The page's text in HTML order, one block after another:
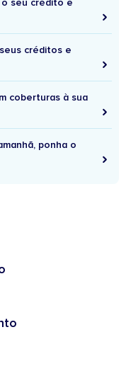
seu crédito e
créditos e
coberturas à sua
ponha o